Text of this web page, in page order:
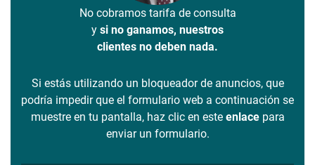
No cobramos tarifa de consulta
y si no ganamos, nuestros
clientes no deben nada.
Si estás utilizando un bloqueador de anuncios, que
podría impedir que el formulario web a continuación se
muestre en tu pantalla, haz clic en este enlacepara
enviar un formulario.